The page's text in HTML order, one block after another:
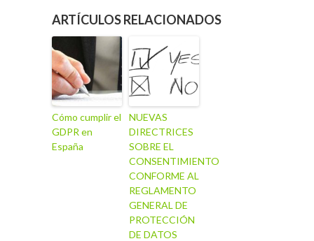
ARTÍCULOS RELACIONADOS
Cómo cumplir el
GDPR en
España
NUEVAS
DIRECTRICES
SOBRE EL
CONSENTIMIENTO
CONFORME AL
REGLAMENTO
GENERAL DE
PROTECCIÓN
DE DATOS